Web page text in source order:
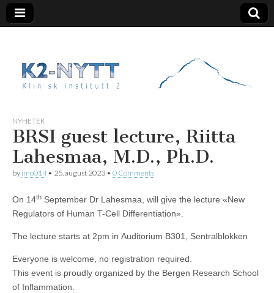
K2 Nytt
NYHETER
BRSI guest lecture, Riitta
Lahesmaa, M.D., Ph.D.
by imo014• 25. august 2023 • 0 Comments
On 14th September Dr Lahesmaa, will give the lecture «New
Regulators of Human T-Cell Differentiation».
The lecture starts at 2pm in Auditorium B301, Sentralblokken
Everyone is welcome, no registration required.
This event is proudly organized by the Bergen Research School
of Inflammation.